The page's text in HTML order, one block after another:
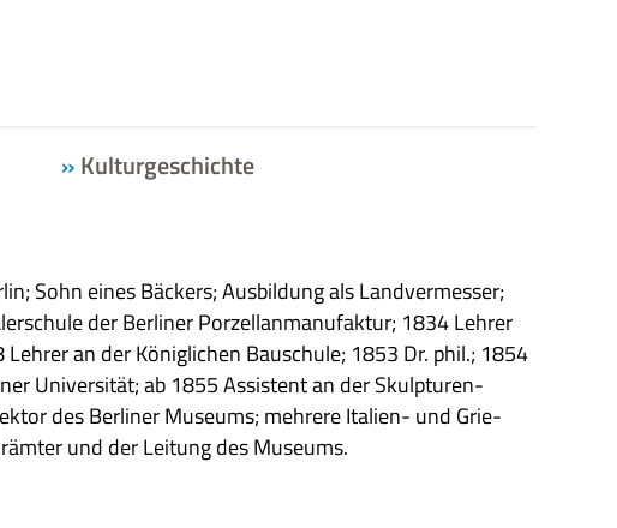
Kulturgeschichte
Sohn eines Bäckers; Aus­bil­dung als Land­ver­mes­ser;
der Ber­li­ner Por­zel­lan­ma­nu­fak­tur; 1834 Leh­rer
an der König­li­chen Bau­schule; 1853 Dr. phil.; 1854
Uni­ver­si­tät; ab 1855 Assi­stent an der Skulp­tu­ren­
des Ber­li­ner Muse­ums; meh­rere Ita­lien- und Grie­
und der Lei­tung des Museums.